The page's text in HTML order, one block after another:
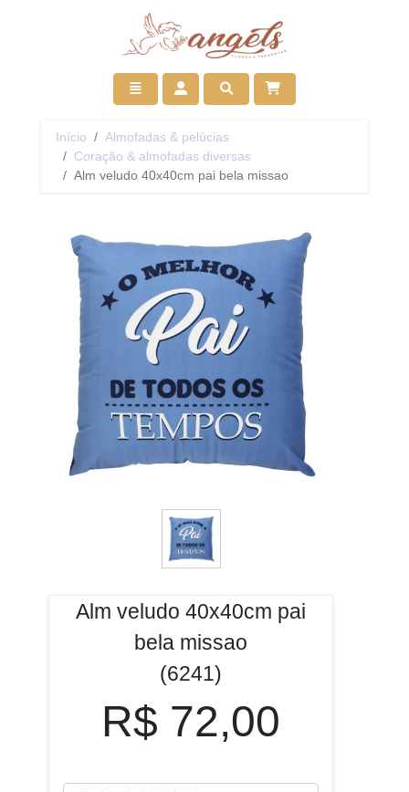
Toggle navigation
Acessar Pesquisar
Início
Almofadas & pelúcias
Coração & almofadas diversas
Alm veludo 40x40cm pai bela missao
Alm veludo 40x40cm pai
bela missao
(6241)
R$ 72,00